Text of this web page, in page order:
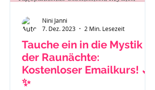
Tauche ein in die Mystik
der Raunächte:
Kostenloser Emailkurs! 🌙
✨
Nini Janni
7. Dez. 2023
2 Min. Lesezeit